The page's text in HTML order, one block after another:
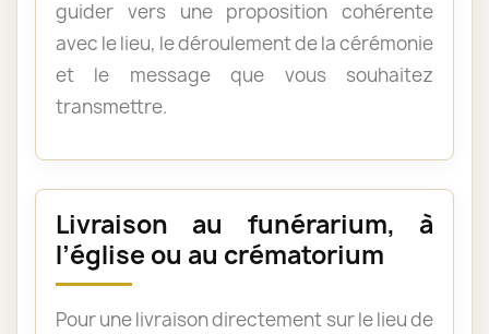
guider vers une proposition cohérente
avec le lieu, le déroulement de la cérémonie
et le message que vous souhaitez
transmettre.
Livraison au funérarium, à
l’église ou au crématorium
Pour une livraison directement sur le lieu de